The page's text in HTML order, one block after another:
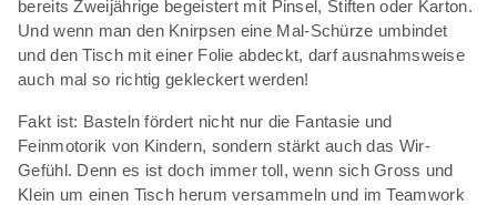
bereits Zweijährige begeistert mit Pinsel, Stiften oder Karton.
Und wenn man den Knirpsen eine Mal-Schürze umbindet
und den Tisch mit einer Folie abdeckt, darf ausnahmsweise
auch mal so richtig gekleckert werden!
Fakt ist: Basteln fördert nicht nur die Fantasie und
Feinmotorik von Kindern, sondern stärkt auch das Wir-
Gefühl. Denn es ist doch immer toll, wenn sich Gross und
Klein um einen Tisch herum versammeln und im Teamwork